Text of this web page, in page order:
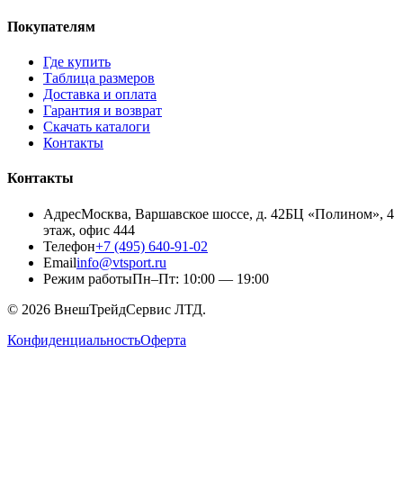
Покупателям
Где купить
Таблица размеров
Доставка и оплата
Гарантия и возврат
Скачать каталоги
Контакты
Контакты
АдресМосква, Варшавское шоссе, д. 42БЦ «Полином», 4
этаж, офис 444
Телефон+7 (495) 640-91-02
Emailinfo@vtsport.ru
Режим работыПн–Пт: 10:00 — 19:00
© 2026 ВнешТрейдСервис ЛТД.
КонфиденциальностьОферта